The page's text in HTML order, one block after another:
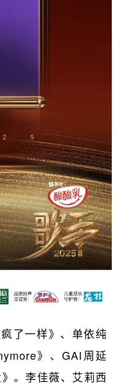
了一样》、单依纯
》、GAI周延
。李佳薇、艾莉西